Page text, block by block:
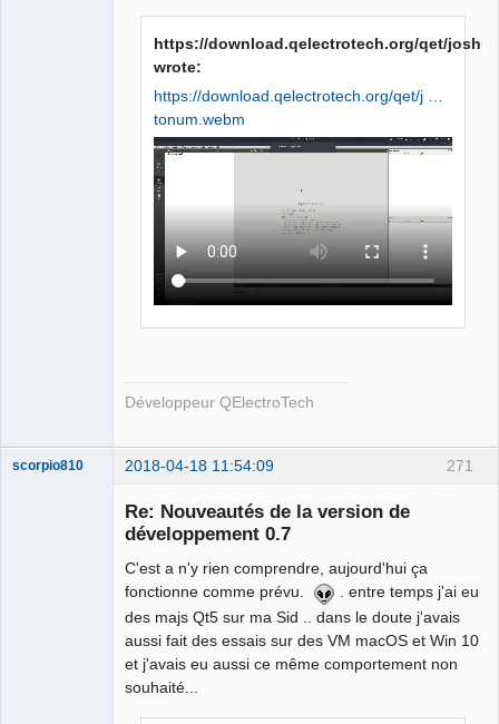
https://download.qelectrotech.org/qet/
wrote:
https://download.qelectrotech.org/qet/j …
tonum.webm
Développeur QElectroTech
271
scorpio810 2018-04-18 11:54:09
Re: Nouveautés de la version de
développement 0.7
C'est a n'y rien comprendre, aujourd'hui ça
fonctionne comme prévu.
. entre temps j'ai eu
des majs Qt5 sur ma Sid .. dans le doute j'avais
aussi fait des essais sur des VM macOS et Win 10
et j'avais eu aussi ce même comportement non
souhaité...